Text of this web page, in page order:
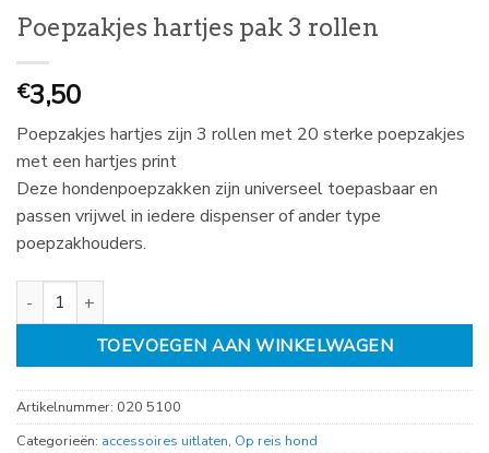
Poepzakjes hartjes pak 3 rollen
€3,50
Poepzakjes hartjes zijn 3 rollen met 20 sterke poepzakjes
met een hartjes print
Deze hondenpoepzakken zijn universeel toepasbaar en
passen vrijwel in iedere dispenser of ander type
poepzakhouders.
Poepzakjes hartjes pak 3 rollen aantal
TOEVOEGEN AAN WINKELWAGEN
Artikelnummer: 020 5100
Categorieën: accessoires uitlaten, Op reis hond